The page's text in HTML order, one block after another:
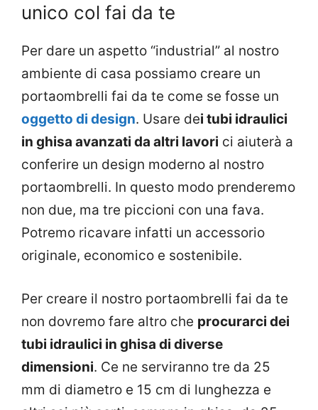
unico col fai da te
Per dare un aspetto “industrial” al nostro
ambiente di casa possiamo creare un
portaombrelli fai da te come se fosse un
oggetto di design. Usare dei tubi idraulici
in ghisa avanzati da altri lavori ci aiuterà a
conferire un design moderno al nostro
portaombrelli. In questo modo prenderemo
non due, ma tre piccioni con una fava.
Potremo ricavare infatti un accessorio
originale, economico e sostenibile.
Per creare il nostro portaombrelli fai da te
non dovremo fare altro che procurarci dei
tubi idraulici in ghisa di diverse
dimensioni. Ce ne serviranno tre da 25
mm di diametro e 15 cm di lunghezza e